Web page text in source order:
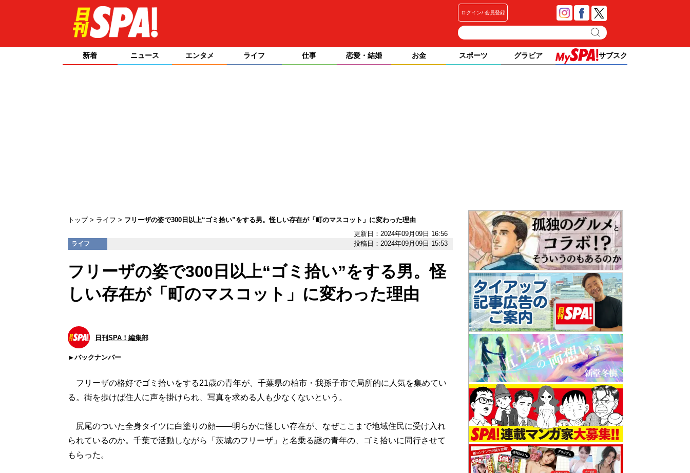
ログイン 会員登録
新着 ニュース エンタメ ライフ 仕事 恋愛・結婚 お金 スポーツ グラビア サブスク
トップ ライフ
フリーザの姿で300日以上“ゴミ拾い”をする男。怪しい存在が「町のマスコット」に変わった理由
更新日：2024年09月09日 16:56
ライフ 投稿日：2024年09月09日 15:53
フリーザの姿で300日以上“ゴミ拾い”をする男。怪
しい存在が「町のマスコット」に変わった理由
日刊SPA！編集部
バックナンバー
フリーザの格好でゴミ拾いをする21歳の青年が、千葉県の柏市・我孫子市で局所的に人気を集めてい
る。街を歩けば住人に声を掛けられ、写真を求める人も少なくないという。
尻尾のついた全身タイツに白塗りの顔――明らかに怪しい存在が、なぜここまで地域住民に受け入れ
られているのか。千葉で活動しながら「茨城のフリーザ」と名乗る謎の青年の、ゴミ拾いに同行させて
もらった。